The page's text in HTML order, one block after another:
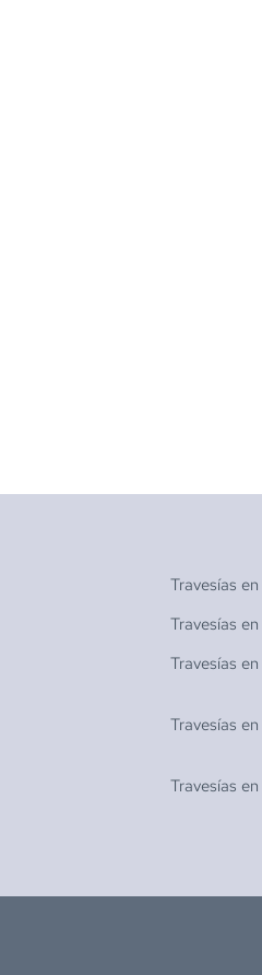
Travesías en
Travesías en
Travesías en
Travesías en
Travesías en